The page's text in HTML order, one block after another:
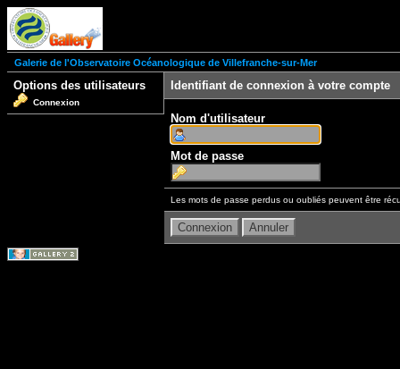
Galerie de l'Observatoire Océanologique de Villefranche-sur-Mer
Options des utilisateurs
Connexion
Identifiant de connexion à votre compte
Nom d'utilisateur
Mot de passe
Les mots de passe perdus ou oubliés peuvent être